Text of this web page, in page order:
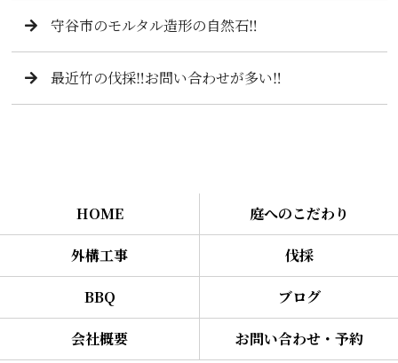
守谷市のモルタル造形の自然石‼️
最近竹の伐採‼️お問い合わせが多い‼️
HOME 庭へのこだわり
外構工事 伐採
BBQ ブログ
会社概要 お問い合わせ・予約